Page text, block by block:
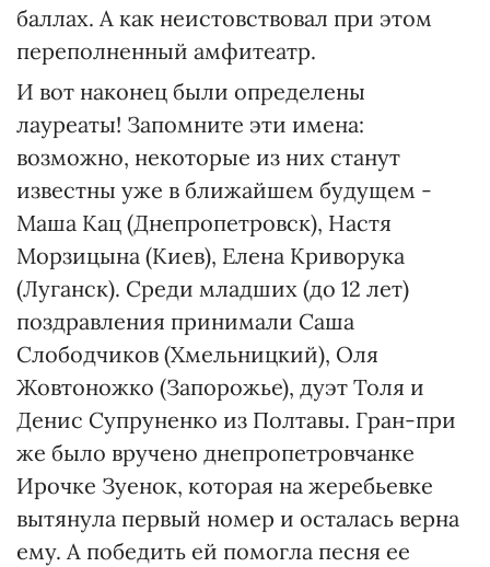
баллах. А как неистовствовал при этом
переполненный амфитеатр.
И вот наконец были определены
лауреаты! Запомните эти имена:
возможно, некоторые из них станут
известны уже в ближайшем будущем -
Маша Кац (Днепропетровск), Настя
Морзицына (Киев), Елена Криворука
(Луганск). Среди младших (до 12 лет)
поздравления принимали Саша
Слободчиков (Хмельницкий), Оля
Жовтоножко (Запорожье), дуэт Толя и
Денис Супруненко из Полтавы. Гран-при
же было вручено днепропетровчанке
Ирочке Зуенок, которая на жеребьевке
вытянула первый номер и осталась верна
ему. А победить ей помогла песня ее